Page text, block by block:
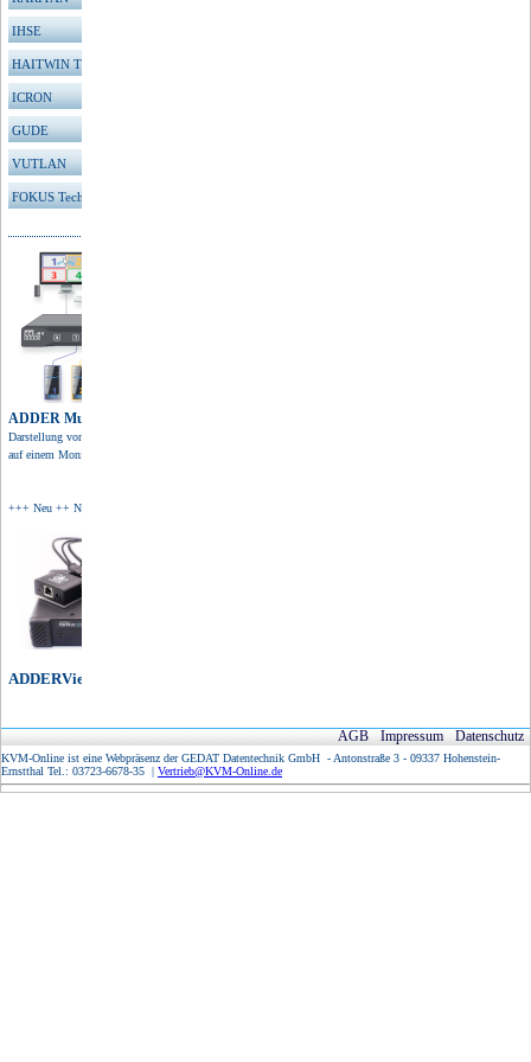
IHSE
HAITWIN TFT
ICRON
GUDE
VUTLAN
FOKUS Technologies
ADDER Multiviewer
Darstellung von 4 Quellen
auf einem Monitor in 4K Auflösung.
+++ Neu ++ Neu ++ Neu +
ADDERView IP Matrix
AGB Impressum Datenschutz
KVM-Online ist eine Webpräsenz der GEDAT Datentechnik GmbH - Antonstraße 3 - 09337 Hohenstein-
Ernstthal Tel.: 03723-6678-35 | Vertrieb@KVM-Online.de